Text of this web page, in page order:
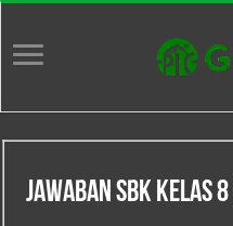
Jawaban Sbk Kelas